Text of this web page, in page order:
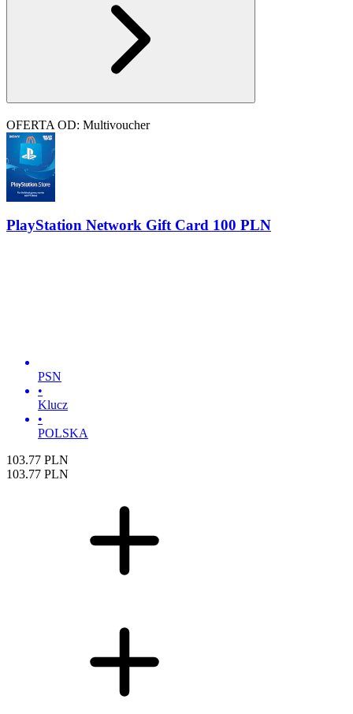
OFERTA OD: Multivoucher
PlayStation Network Gift Card 100 PLN
PSN
•
Klucz
•
POLSKA
103.77 PLN
103.77 PLN